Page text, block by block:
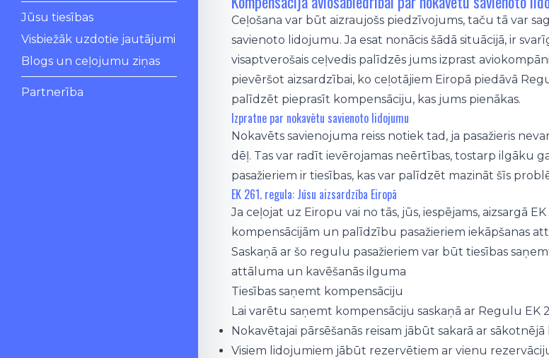
Jūsu tiesības
Visbiežāk uzdotie jautājumi
Blogs un ceļojumu ziņas
Partnerība
Ceļošana var būt aizraujošs piedzīvojums, taču tā var
savienoto lidojumu. Ja esat nonācis šādā situācijā, ir
visaptverošais ceļvedis palīdzēs jums izprast
pievēršot aizsardzībai, ko ceļotājiem Eiropā piedāvā
palīdzēt pieprasīt kompensāciju, kas jums pienākas.
Izpratne par nokavētu savienoto lidojumu
Nokavēts savienojuma reiss notiek tad, ja pasažieris
dēļ. Tas var radīt ievērojamas neērtības, tostarp ilgāku
pasažieriem ir tiesības, kas var palīdzēt mazināt šīs
EK 261. regula: Jūsu aizsardzība Eiropā
Ja ceļojat uz Eiropu vai no tās, jūs, iespējams, aizsargā
kompensācijām un palīdzību pasažieriem iekāpšanas
Saskaņā ar šo regulu pasažieriem var būt tiesības
attāluma un kavēšanās ilguma
Tiesības saņemt kompensāciju
Lai varētu saņemt kompensāciju saskaņā ar Regulu EK
Nokavētajai pārsēšanās reisam jābūt sakarā ar
Visiem lidojumiem jābūt rezervētiem ar vienu